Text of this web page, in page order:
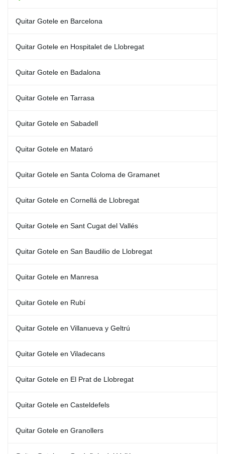
Quitar Gotele en Barcelona
Quitar Gotele en Hospitalet de Llobregat
Quitar Gotele en Badalona
Quitar Gotele en Tarrasa
Quitar Gotele en Sabadell
Quitar Gotele en Mataró
Quitar Gotele en Santa Coloma de Gramanet
Quitar Gotele en Cornellá de Llobregat
Quitar Gotele en Sant Cugat del Vallés
Quitar Gotele en San Baudilio de Llobregat
Quitar Gotele en Manresa
Quitar Gotele en Rubí
Quitar Gotele en Villanueva y Geltrú
Quitar Gotele en Viladecans
Quitar Gotele en El Prat de Llobregat
Quitar Gotele en Casteldefels
Quitar Gotele en Granollers